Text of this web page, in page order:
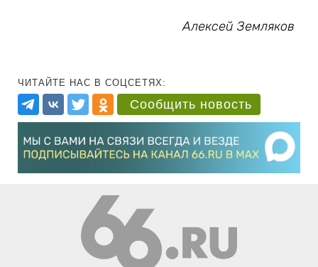
Алексей Земляков
ЧИТАЙТЕ НАС В СОЦСЕТЯХ:
Сообщить новость